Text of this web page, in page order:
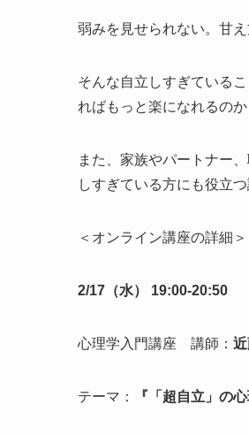
弱みを見せられない。甘
そんな自立しすぎている
ればもっと楽になれるの
また、家族やパートナー
しすぎている方にも役立
＜オンライン講座の詳細＞
2/17（水） 19:00-20:50
心理学入門講座 講師：
テーマ： 『「超自立」の